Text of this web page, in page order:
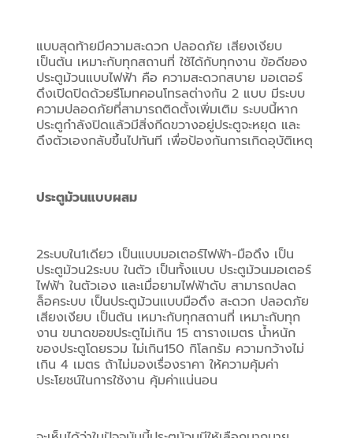
แบบสุดท้ายมีความสะดวก ปลอดภัย เสียงเงียบ
เป็นต้น เหมาะกับทุกสถานที่ ใช้ได้กับทุกงาน ข้อดีของ
ประตูม้วนแบบไฟฟ้า คือ ความสะดวกสบาย มอเตอร์
ดึงเปิดปิดด้วยรีโมทคอนโทรลต่างกัน 2 แบบ มีระบบ
ความปลอดภัยที่สามารถติดตั้งเพิ่มเติม ระบบนี้หาก
ประตูกำลังปิดแล้วมีสิ่งกีดขวางอยู่ประตูจะหยุด และ
ดึงตัวเองกลับขึ้นไปทันที เพื่อป้องกันการเกิดอุบัติเหตุ
ประตูม้วนแบบผสม
2ระบบใน1เดียว เป็นแบบมอเตอร์ไฟฟ้า-มือดึง เป็น
ประตูม้วน2ระบบ ในตัว เป็นทั้งแบบ ประตูม้วนมอเตอร์
ไฟฟ้า ในตัวเอง และเมื่อยามไฟฟ้าดับ สามารถปลด
ล็อคระบบ เป็นประตูม้วนแบบมือดึง สะดวก ปลอดภัย
เสียงเงียบ เป็นต้น เหมาะกับทุกสถานที่ เหมาะกับทุก
งาน ขนาดขอฃประตูไม่เกิน 15 ตารางเมตร น้ำหนัก
ของประตูโดยรวม ไม่เกิน150 กิโลกรัม ความกว้างไม่
เกิน 4 เมตร ถ้าไม่มองเรื่องราคา ให้ความคุ้มค่า
ประโยชน์ในการใช้งาน คุ้มค่าแน่นอน